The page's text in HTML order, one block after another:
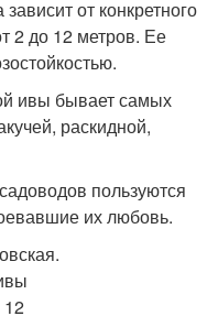
от конкретного
2 до 12 метров. Ее
ивы бывает самых
раскидной,
пользуются
их любовь.